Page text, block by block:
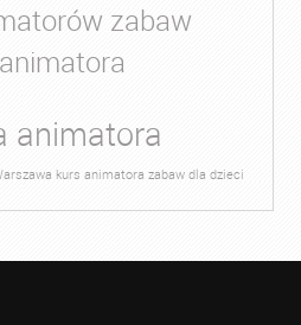
zabaw
animatora
kurs animatora zabaw dla dzieci